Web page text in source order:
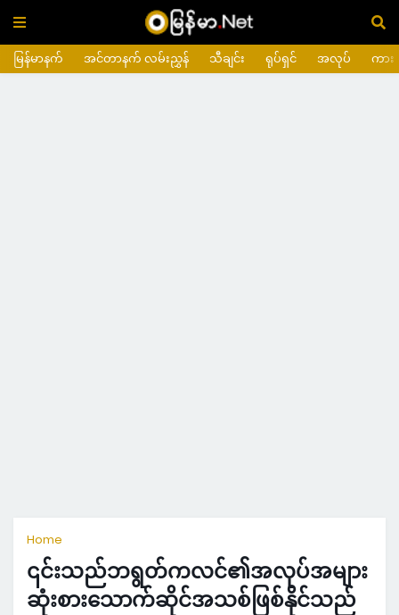
မြန်မာနက် အင်တာနက် လမ်းညွှန် သီချင်း ရုပ်ရှင် အလုပ် ကား
Home
၎င်းသည်ဘရွတ်ကလင်၏အလုပ်အများ
ဆုံးစားသောက်ဆိုင်အသစ်ဖြစ်နိုင်သည်